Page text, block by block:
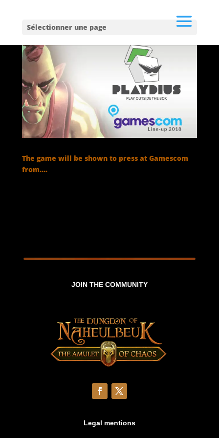
Sélectionner une page
The game will be shown to press at Gamescom
from….
JOIN THE COMMUNITY
Legal mentions